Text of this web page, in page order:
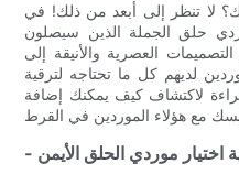
لا تنظر إلى أبعد من ذلك! في
حلق الجملة الذين سيصلون
العصرية والأنيقة إلى
لديهم كل ما تحتاجه لترقية
لاكتشاف كيف يمكنك إضافة
اختيار موردي الحلق الأيمن